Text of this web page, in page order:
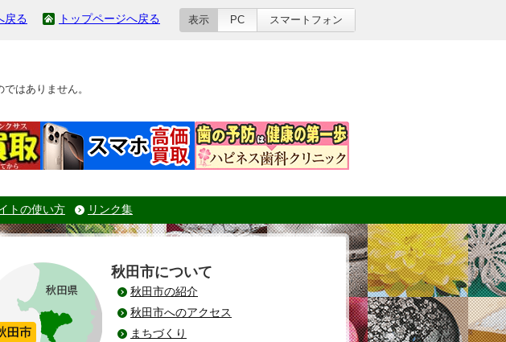
戻る トップページへ戻る 表示 PC スマートフォン
はありません。
トの使い方 リンク集
秋田市について
秋田市の紹介
秋田市へのアクセス
まちづくり